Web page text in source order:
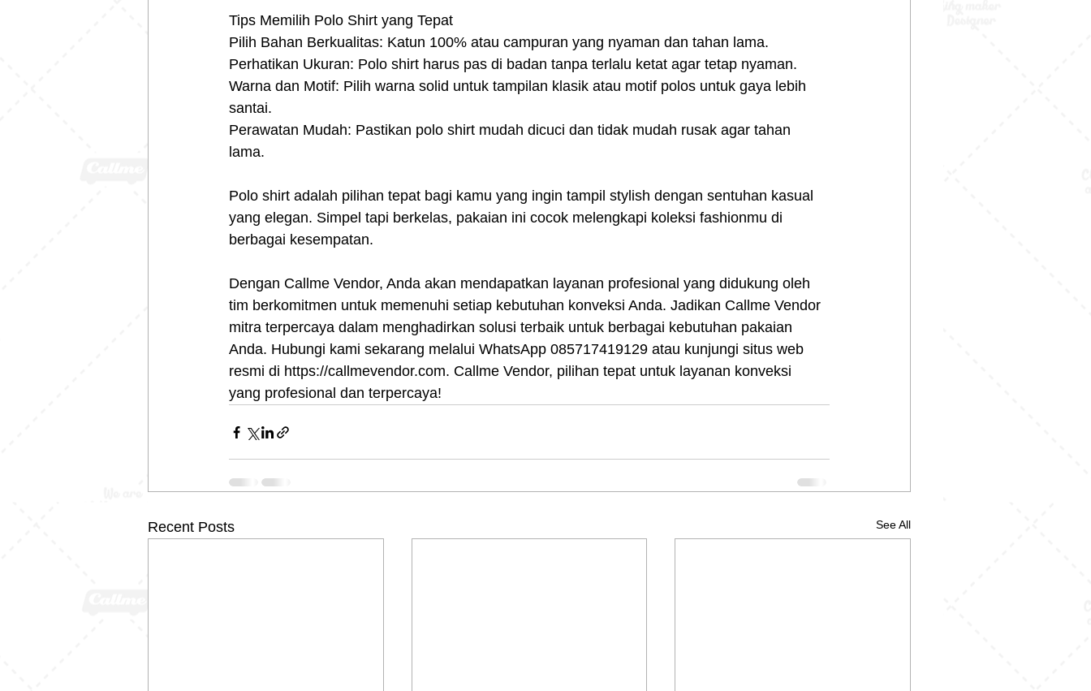
Tips Memilih Polo Shirt yang Tepat
Pilih Bahan Berkualitas: Katun 100% atau campuran yang nyaman dan tahan lama.
Perhatikan Ukuran: Polo shirt harus pas di badan tanpa terlalu ketat agar tetap nyaman.
Warna dan Motif: Pilih warna solid untuk tampilan klasik atau motif polos untuk gaya lebih
santai.
Perawatan Mudah: Pastikan polo shirt mudah dicuci dan tidak mudah rusak agar tahan
lama.
Polo shirt adalah pilihan tepat bagi kamu yang ingin tampil stylish dengan sentuhan kasual
yang elegan. Simpel tapi berkelas, pakaian ini cocok melengkapi koleksi fashionmu di
berbagai kesempatan.
Dengan Callme Vendor, Anda akan mendapatkan layanan profesional yang didukung oleh
tim berkomitmen untuk memenuhi setiap kebutuhan konveksi Anda. Jadikan Callme Vendor
mitra terpercaya dalam menghadirkan solusi terbaik untuk berbagai kebutuhan pakaian
Anda. Hubungi kami sekarang melalui WhatsApp 085717419129 atau kunjungi situs web
resmi di https://callmevendor.com. Callme Vendor, pilihan tepat untuk layanan konveksi
yang profesional dan terpercaya!
Recent Posts See All